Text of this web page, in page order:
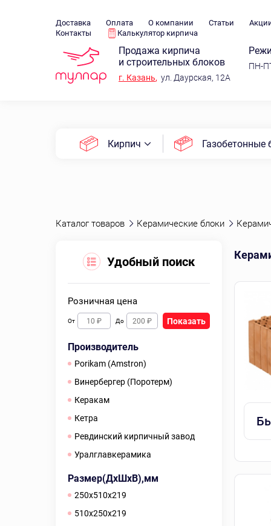
Доставка Оплата О компании Статьи
Контакты
Калькулятор кирпича
Продажа кирпича
и строительных блоков
г. Казань, ул. Даурская, 12А
ПН-
Кирпич Газобетонные
Каталог товаров Керамические блоки
Удобный поиск
Розничная цена
От До Показать
Производитель
Porikam (Amstron)
Винербергер (Поротерм)
Керакам
Кетра
Ревдинский кирпичный завод
Уралглавкерамика
Размер(ДхШхВ),мм
250x510x219
510x250x219